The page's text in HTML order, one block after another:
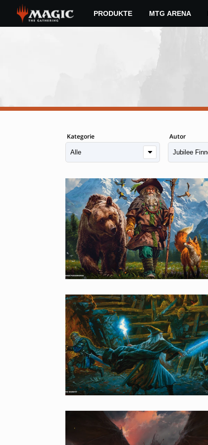
main
PRODUKTE MTG ARENA
Kategorie Autor